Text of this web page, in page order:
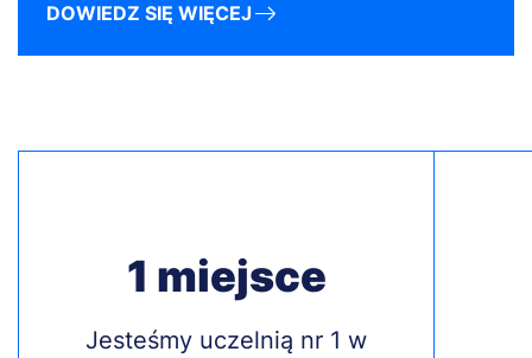
DOWIEDZ SIĘ WIĘCEJ
1 miejsce
Treść
Jesteśmy uczelnią nr 1 w